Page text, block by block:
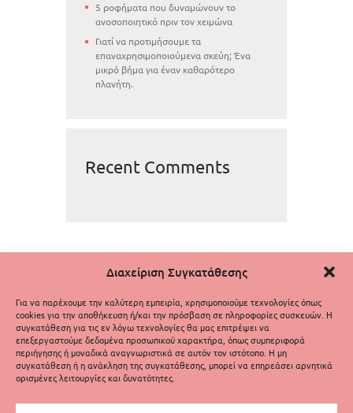
Διαχείριση Συγκατάθεσης
Για να παρέχουμε την καλύτερη εμπειρία, χρησιμοποιούμε τεχνολογίες όπως
cookies για την αποθήκευση ή/και την πρόσβαση σε πληροφορίες συσκευών. Η
συγκατάθεση για τις εν λόγω τεχνολογίες θα μας επιτρέψει να
επεξεργαστούμε δεδομένα προσωπικού χαρακτήρα, όπως συμπεριφορά
περιήγησης ή μοναδικά αναγνωριστικά σε αυτόν τον ιστότοπο. Η μη
συγκατάθεση ή η ανάκληση της συγκατάθεσης, μπορεί να επηρεάσει αρνητικά
ορισμένες λειτουργίες και δυνατότητες.
5 ροφήματα που δυναμώνουν το
ανοσοποιητικό πριν τον χειμώνα
Γιατί να προτιμήσουμε τα
επαναχρησιμοποιούμενα σκεύη; Ένα
μικρό βήμα για έναν καθαρότερο
πλανήτη.
Recent Comments